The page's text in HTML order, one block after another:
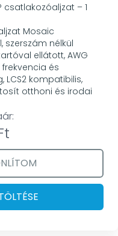
csatlakozóaljzat – 1
Mosaic
szerszám nélkül
ellátott, AWG
frekvencia és
LCS2 kompatibilis,
otthoni és irodai